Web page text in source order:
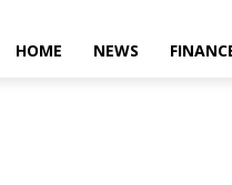
HOME NEWS